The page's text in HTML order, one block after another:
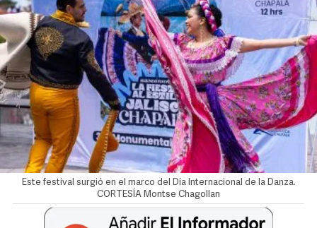
Este festival surgió en el marco del Día Internacional de la Danza.
CORTESÍA Montse Chagollan